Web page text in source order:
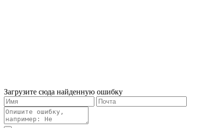
Загрузите сюда найденную ошибку